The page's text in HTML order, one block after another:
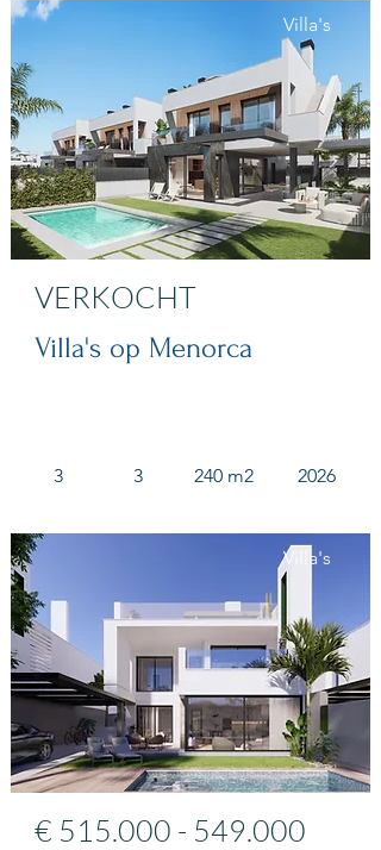
Villa's
VERKOCHT
Villa's op Menorca
3 3 240 m2 2026
Villa's
€ 515.000 - 549.000